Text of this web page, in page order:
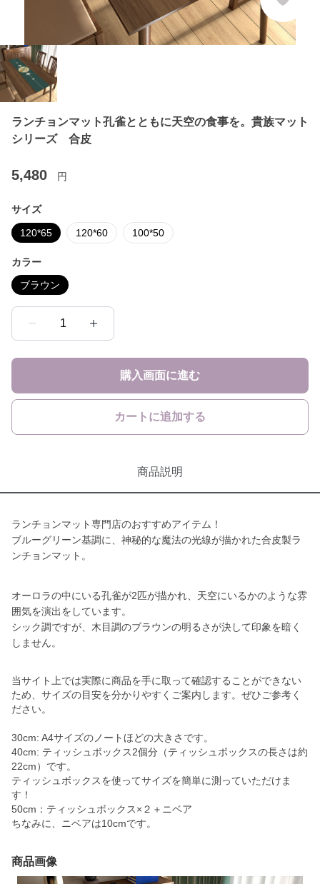
ランチョンマット孔雀とともに天空の食事を。貴族マット
シリーズ 合皮
5,480 円
サイズ
120*65 120*60 100*50
カラー
ブラウン
1
購入画面に進む
カートに追加する
商品説明
ランチョンマット専門店のおすすめアイテム！
ブルーグリーン基調に、神秘的な魔法の光線が描かれた合皮製ラ
ンチョンマット。
オーロラの中にいる孔雀が2匹が描かれ、天空にいるかのような雰
囲気を演出をしています。
シック調ですが、木目調のブラウンの明るさが決して印象を暗く
しません。
当サイト上では実際に商品を手に取って確認することができない
ため、サイズの目安を分かりやすくご案内します。ぜひご参考く
ださい。
30cm: A4サイズのノートほどの大きさです。
40cm: ティッシュボックス2個分（ティッシュボックスの長さは約
22cm）です。
ティッシュボックスを使ってサイズを簡単に測っていただけま
す！
50cm：ティッシュボックス×２＋ニベア
ちなみに、ニベアは10cmです。
商品画像